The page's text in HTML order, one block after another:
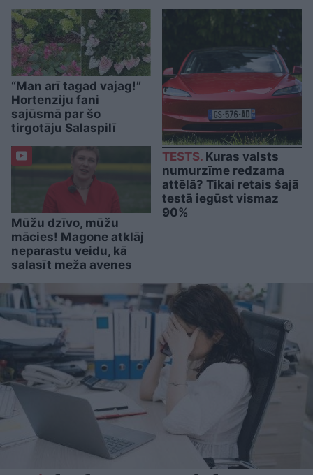
“Man arī tagad vajag!”
Hortenziju fani
sajūsmā par šo
tirgotāju Salaspilī
Mūžu dzīvo, mūžu
mācies! Magone atklāj
neparastu veidu, kā
salasīt meža avenes
TESTS. Kuras valsts
numurzīme redzama
attēlā? Tikai retais šajā
testā iegūst vismaz
90%